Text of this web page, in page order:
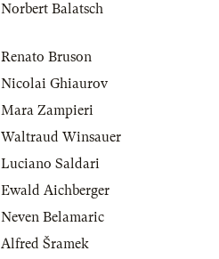
Norbert Balatsch
Renato Bruson
Nicolai Ghiaurov
Mara Zampieri
Waltraud Winsauer
Luciano Saldari
Ewald Aichberger
Neven Belamaric
Alfred Šramek